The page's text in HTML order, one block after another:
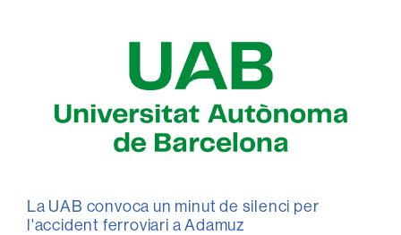
La UAB convoca un minut de silenci per
l'accident ferroviari a Adamuz